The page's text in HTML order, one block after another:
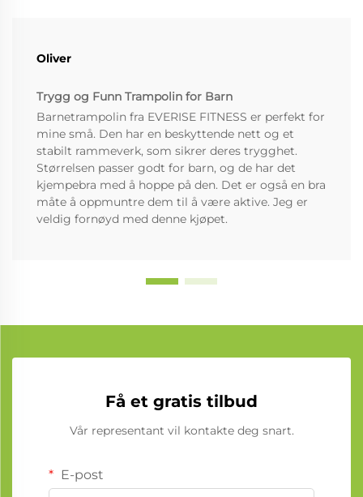
Oliver
Trygg og Funn Trampolin for Barn
Barnetrampolin fra EVERISE FITNESS er perfekt for
mine små. Den har en beskyttende nett og et
stabilt rammeverk, som sikrer deres trygghet.
Størrelsen passer godt for barn, og de har det
kjempebra med å hoppe på den. Det er også en bra
måte å oppmuntre dem til å være aktive. Jeg er
veldig fornøyd med denne kjøpet.
Få et gratis tilbud
Vår representant vil kontakte deg snart.
E-post